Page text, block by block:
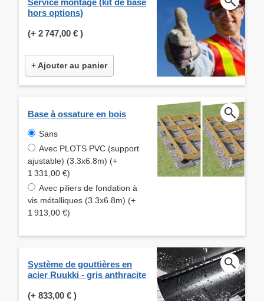
hors options)
(+ 2 747,00 € )
+ Ajouter au panier
Base à ossature en bois
Sans
Avec PLOTS PVC (support
ajustable) (3.3x6.8m) (+
1 331,00 €)
Avec piliers de fondation à
vis métalliques (3.3x6.8m) (+
1 913,00 €)
Système de gouttières en
acier Ruukki - gris anthracite
(+ 833,00 € )